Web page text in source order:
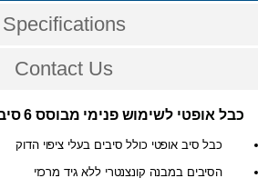
Specifications
Contact Us
כבל אופטילשימוש פנימי מבוסס 6 סיבים מצופים
כבל סיב אופטי כולל סיבים בעלי ציפוי הדוק
הסיבים במבנה קונצנטרי ללא גיד מרכזי